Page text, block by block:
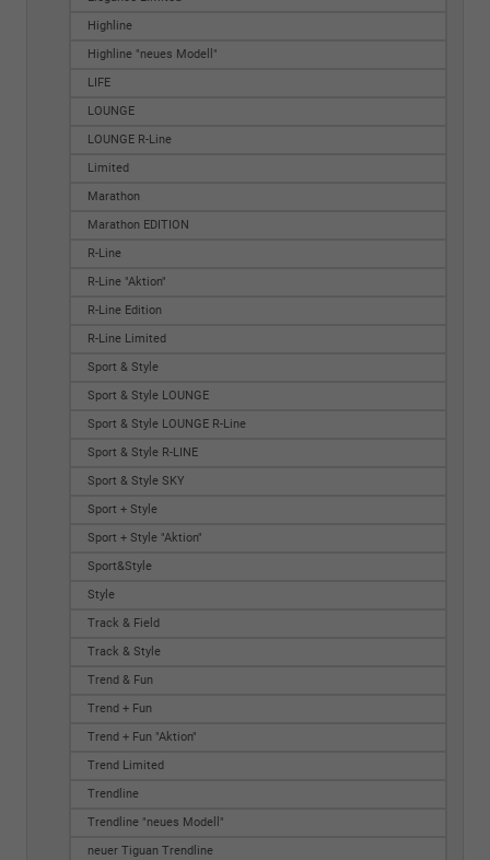
Highline
Highline "neues Modell"
LIFE
LOUNGE
LOUNGE R-Line
Limited
Marathon
Marathon EDITION
R-Line
R-Line "Aktion"
R-Line Edition
R-Line Limited
Sport & Style
Sport & Style LOUNGE
Sport & Style LOUNGE R-Line
Sport & Style R-LINE
Sport & Style SKY
Sport + Style
Sport + Style "Aktion"
Sport&Style
Style
Track & Field
Track & Style
Trend & Fun
Trend + Fun
Trend + Fun "Aktion"
Trend Limited
Trendline
Trendline "neues Modell"
neuer Tiguan Trendline